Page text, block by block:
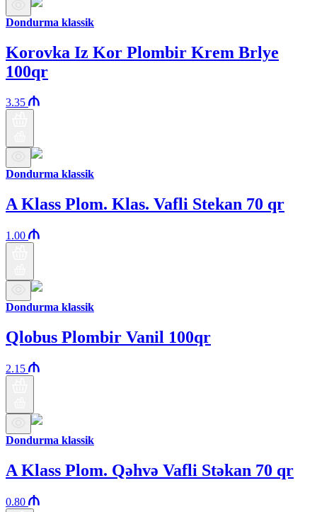
Dondurma klassik
Korovka Iz Kor Plombir Krem Brlye
100qr
3.35
Dondurma klassik
A Klass Plom. Klas. Vafli Stekan 70 qr
1.00
Dondurma klassik
Qlobus Plombir Vanil 100qr
2.15
Dondurma klassik
A Klass Plom. Qəhvə Vafli Stəkan 70 qr
0.80